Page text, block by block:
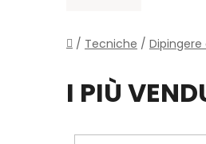
Casa
/ Tecniche /
I PIÙ